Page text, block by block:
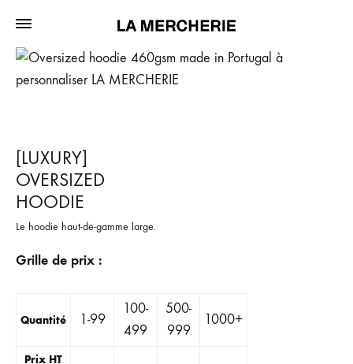
[LUXURY]
OVERSIZED
HOODIE
Le hoodie haut-de-gamme large.
Grille de prix :
Quantité 1-99
100-
499
500-
999
1000+
Prix HT